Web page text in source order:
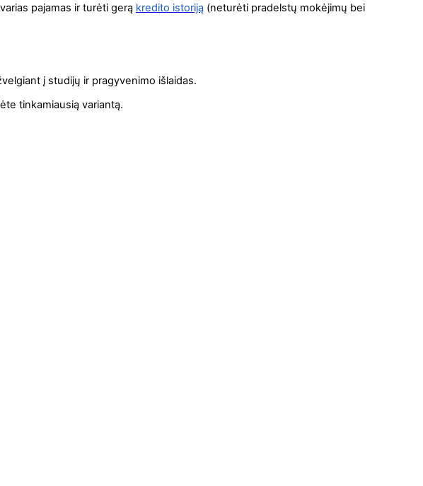
pajamas ir turėti gerą kredito istoriją (neturėti pradelstų mokėjimų bei
į studijų ir pragyvenimo išlaidas.
tinkamiausią variantą.